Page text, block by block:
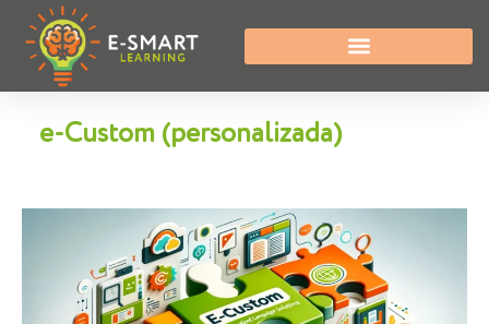
e-Custom (personalizada)